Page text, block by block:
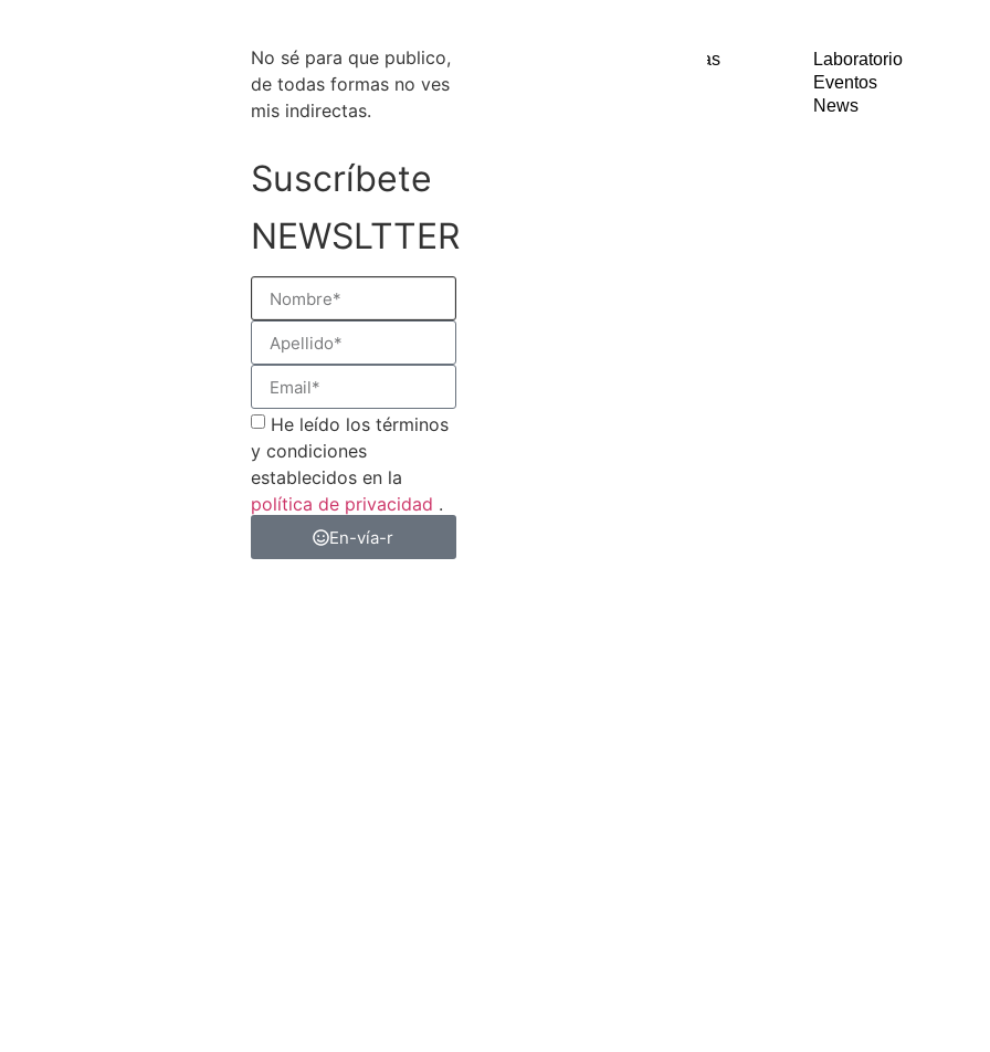
Entrevistas
Laboratorio
Eventos
News
No sé para que publico,
de todas formas no ves
mis indirectas.
Suscríbete
NEWSLTTER
He leído los términos
y condiciones
establecidos en la
política de privacidad .
En-vía-r